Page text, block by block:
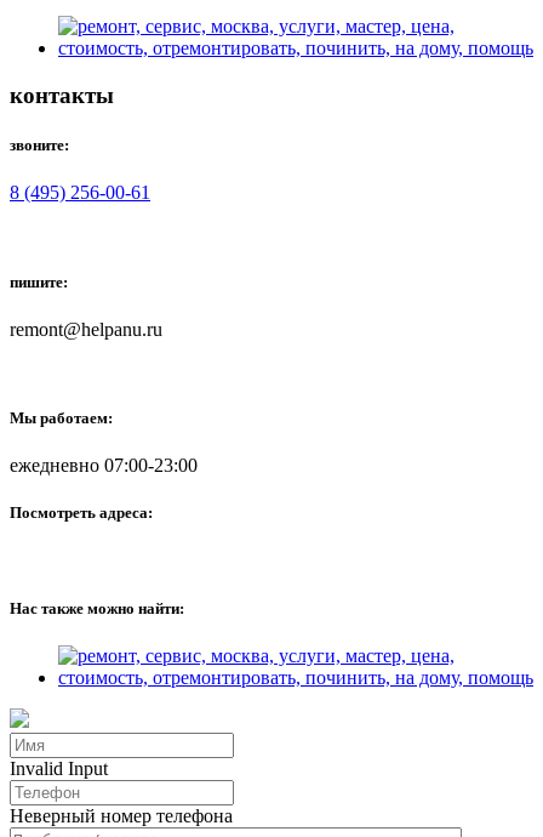
контакты
звоните:
8 (495) 256-00-61
пишите:
remont@helpanu.ru
Мы работаем:
ежедневно 07:00-23:00
Посмотреть адреса:
Нас также можно найти:
Invalid Input
Неверный номер телефона